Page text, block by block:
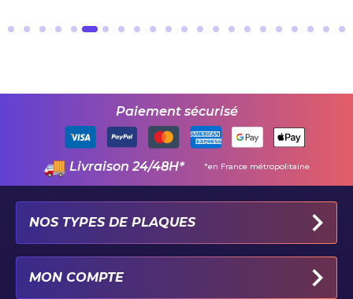
Paiement sécurisé
Livraison 24/48H* *en France métropolitaine
NOS TYPES DE PLAQUES
MON COMPTE